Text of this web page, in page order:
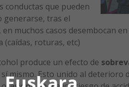
conductas que pueden
generarse, tras el
muchos casos desembocan
(caídas, roturas, etc)
produce un efecto de
mismo. Esto unido al deterioro